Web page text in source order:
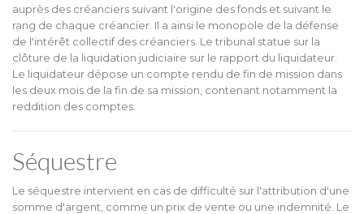
auprès des créanciers suivant l'origine des fonds et suivant le
rang de chaque créancier. Il a ainsi le monopole de la défense
de l'intérêt collectif des créanciers. Le tribunal statue sur la
clôture de la liquidation judiciaire sur le rapport du liquidateur.
Le liquidateur dépose un compte rendu de fin de mission dans
les deux mois de la fin de sa mission, contenant notamment la
reddition des comptes.
Séquestre
Le séquestre intervient en cas de difficulté sur l'attribution d'une
somme d'argent, comme un prix de vente ou une indemnité. Le